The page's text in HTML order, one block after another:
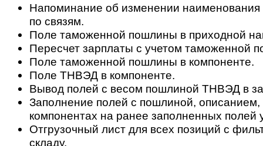
Напоминание об изменении наименования
по связям.
Поле таможенной пошлины в приходной
Пересчет зарплаты с учетом таможенной
Поле таможенной пошлины в компоненте.
Поле ТНВЭД в компоненте.
Вывод полей с весом пошлиной ТНВЭД в
Заполнение полей с пошлиной,
компонентах на ранее заполненных полей
Отгрузочный лист для всех позиций с
складу.